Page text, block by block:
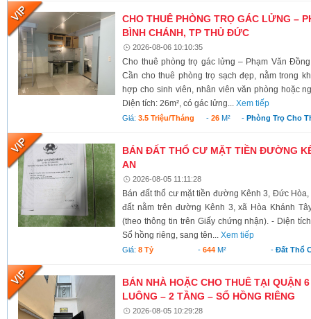
CHO THUÊ PHÒNG TRỌ GÁC LỬNG –
BÌNH CHÁNH, TP THỦ ĐỨC
2026-08-06 10:10:35
Cho thuê phòng trọ gác lửng – Phạm Văn
Cần cho thuê phòng trọ sạch đẹp, nằm trong
hợp cho sinh viên, nhân viên văn phòng hoặc
Diện tích: 26m², có gác lửng...Xem tiếp
Giá:3.5 Triệu/tháng - 26M² -Phòng Trọ Cho
BÁN ĐẤT THỔ CƯ MẶT TIỀN ĐƯỜNG
AN
2026-08-05 11:11:28
Bán đất thổ cư mặt tiền đường Kênh 3, Đức
đất nằm trên đường Kênh 3, xã Hòa Khánh
(theo thông tin trên Giấy chứng nhận). - Diện
Sổ hồng riêng, sang tên...Xem tiếp
Giá:8 Tỷ -644 M² - Đất Thổ
BÁN NHÀ HOẶC CHO THUÊ TẠI QUẬN
LUÔNG – 2 TẦNG – SỔ HỒNG RIÊNG
2026-08-05 10:29:28